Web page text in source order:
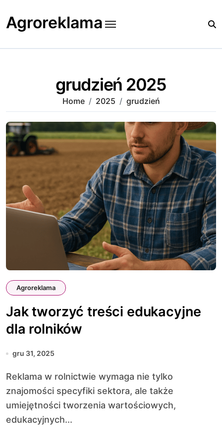
content
Agroreklama
grudzień 2025
Home 2025 grudzień
Agroreklama
Jak tworzyć treści edukacyjne
dla rolników
gru 31, 2025
Reklama w rolnictwie wymaga nie tylko
znajomości specyfiki sektora, ale także
umiejętności tworzenia wartościowych,
edukacyjnych...